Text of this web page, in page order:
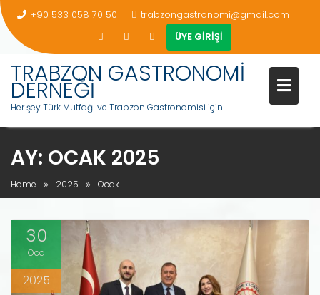
+90 533 058 70 50
trabzongastronomi@gmail.com
ÜYE GİRİŞİ
TRABZON GASTRONOMİ
DERNEĞİ
Her şey Türk Mutfağı ve Trabzon Gastronomisi için…
AY: OCAK 2025
Home 2025 Ocak
30
Oca
2025